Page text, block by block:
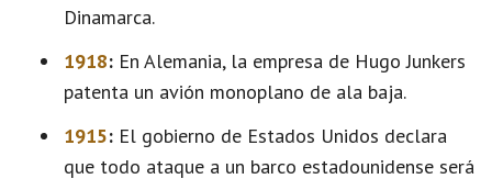
Dinamarca.
1918: En Alemania, la empresa de Hugo Junkers
patenta un avión monoplano de ala baja.
1915: El gobierno de Estados Unidos declara
que todo ataque a un barco estadounidense será